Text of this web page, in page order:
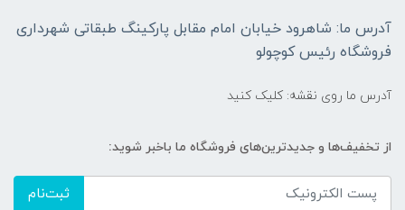
آدرس ما: شاهرود خیابان امام مقابل پارکینگ طبقاتی شهرداری
فروشگاه رئیس کوچولو
آدرس ما روی نقشه: کلیک کنید
از تخفیف‌ها و جدیدترین‌های فروشگاه ما باخبر شوید:
ثبت‌نام